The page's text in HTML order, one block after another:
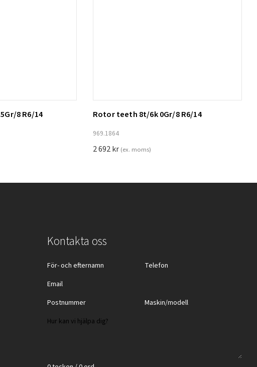
Lägg till i varukorg
8 R6/14 Rotor teeth 8t/6k 0Gr/8 R6/14
969.1864
2 692kr (ex. moms)
Kontakta oss